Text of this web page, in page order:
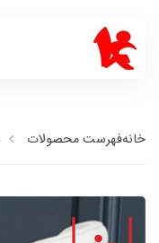
خانهفهرست محصولات